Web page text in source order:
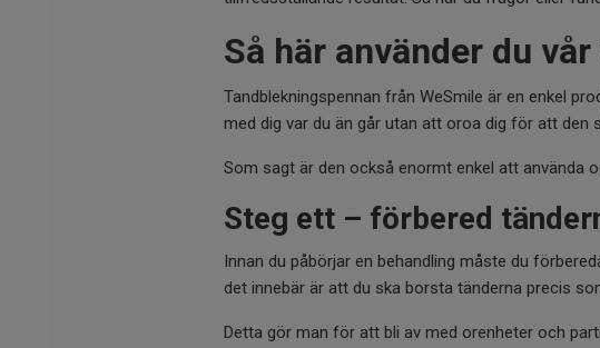
Så här använder du
Tandblekningspennan från WeSmile är en enkel
med dig var du än går utan att oroa dig för att den
Som sagt är den också enormt enkel att använda
Steg ett – förbered
Innan du påbörjar en behandling måste du
det innebär är att du ska borsta tänderna precis
Detta gör man för att bli av med orenheter och